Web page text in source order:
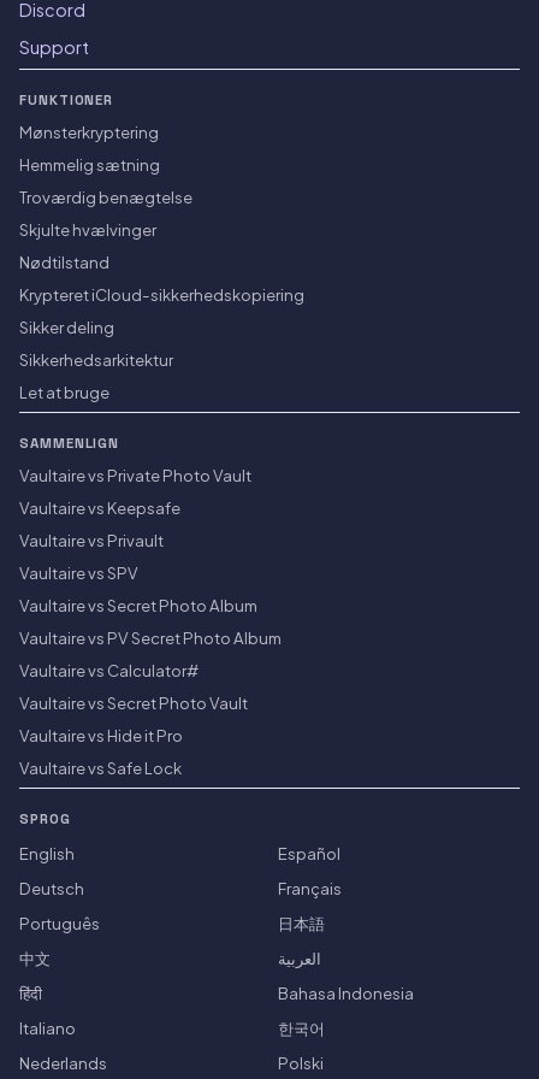
Discord
Support
FUNKTIONER
Mønsterkryptering
Hemmelig sætning
Troværdig benægtelse
Skjulte hvælvinger
Nødtilstand
Krypteret iCloud-sikkerhedskopiering
Sikker deling
Sikkerhedsarkitektur
Let at bruge
SAMMENLIGN
Vaultaire vs Private Photo Vault
Vaultaire vs Keepsafe
Vaultaire vs Privault
Vaultaire vs SPV
Vaultaire vs Secret Photo Album
Vaultaire vs PV Secret Photo Album
Vaultaire vs Calculator#
Vaultaire vs Secret Photo Vault
Vaultaire vs Hide it Pro
Vaultaire vs Safe Lock
SPROG
English
Español
Deutsch
Français
Português
日本語
中文
العربية
हिंदी
Bahasa Indonesia
Italiano
한국어
Nederlands
Polski